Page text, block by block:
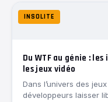
INSOLITE
Du WTF au génie :
les jeux vidéo
Dans l’univers des
développeurs laisser